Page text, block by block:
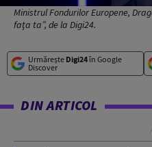
Ministrul Fondurilor Europene,
fața ta”, de la Digi24.
Urmărește Digi24în Google
Discover
DIN ARTICOL